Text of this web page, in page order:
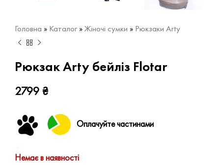
Головна » Каталог »Жіночі сумки » Рюкзаки Arty
Рюкзак Arty бейліз Flotar
2799 ₴
Оплачуйте частинами
Немає в наявності